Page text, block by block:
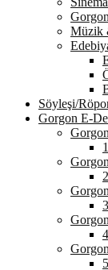
Müzik
Söyleşi/
Gorgon E-